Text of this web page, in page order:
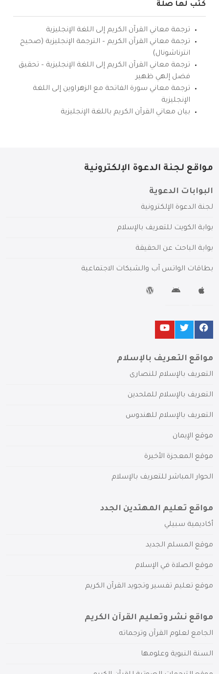
كتب لها صلة
ترجمة معاني القرآن الكريم إلى اللغة الإنجليزية
ترجمة معاني القرآن الكريم – الترجمة الإنجليزية (صحيح
انترناشونال)
ترجمة معاني القرآن الكريم إلى اللغة الإنجليزية – تحقيق
فضل إلهي ظهير
ترجمة معاني سورة الفاتحة مع الزهراوين إلى اللغة
الإنجليزية
بيان معاني القرآن الكريم باللغة الإنجليزية
مواقع لجنة الدعوة الإلكترونية
البوابات الدعوية
لجنة الدعوة الإلكترونية
بوابة الكويت للتعريف بالإسلام
بوابة الباحث عن الحقيقة
بطاقات الواتس آب والشبكات الاجتماعية
مواقع التعريف بالإسلام
التعريف بالإسلام للنصارى
التعريف بالإسلام للملحدين
التعريف بالإسلام للهندوس
موقع الإيمان
موقع المعجزة الأخيرة
الحوار المباشر للتعريف بالإسلام
مواقع تعليم المهتدين الجدد
أكاديمية سبيلي
موقع المسلم الجديد
موقع الصلاة في الإسلام
موقع تعليم تفسير وتجويد القرآن الكريم
مواقع نشر وتعليم القرآن الكريم
الجامع لعلوم القرآن وترجماته
السنة النبوية وعلومها